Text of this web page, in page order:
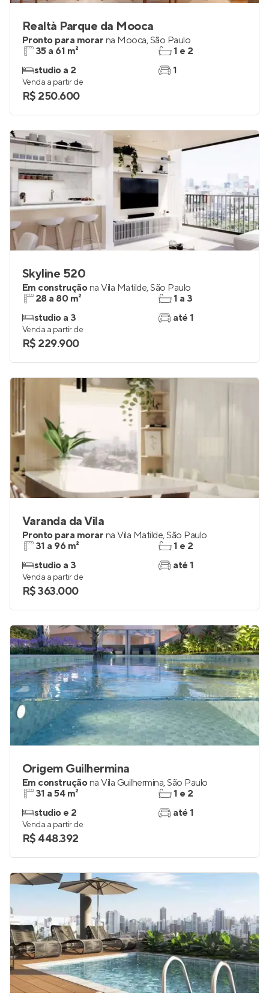
Realtà Parque da Mooca
Pronto para morar na Mooca,São Paulo
35 a 61 m²
studio a 2
1 e 2
1
Venda a partir de
R$ 250.600
Skyline 520
Em construçãona Vila Matilde,São Paulo
28 a 80 m²
studio a 3
1 a 3
até 1
Venda a partir de
R$ 229.900
Varanda da Vila
Pronto para morar na Vila Matilde,São Paulo
31 a 96 m²
studio a 3
1 e 2
até 1
Venda a partir de
R$ 363.000
Origem Guilhermina
Em construçãona Vila Guilhermina,São Paulo
31 a 54 m²
studio e 2
1 e 2
até 1
Venda a partir de
R$ 448.392